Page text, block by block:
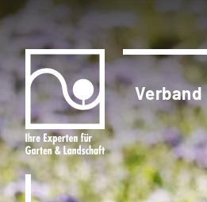
Verband